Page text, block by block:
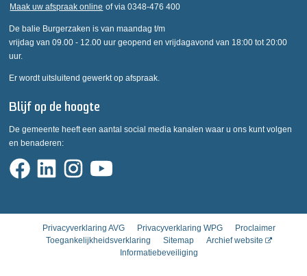
Maak uw afspraak online of via 0348-476 400
De balie Burgerzaken is van maandag t/m
vrijdag van 09.00 - 12.00 uur geopend en vrijdagavond van 18:00 tot 20:00
uur.
Er wordt uitsluitend gewerkt op afspraak.
Blijf op de hoogte
De gemeente heeft een aantal social media kanalen waar u ons kunt volgen
en benaderen:
Privacyverklaring AVG Privacyverklaring WPG
Proclaimer
Toegankelijkheidsverklaring
Sitemap
Archief website
Informatiebeveiliging